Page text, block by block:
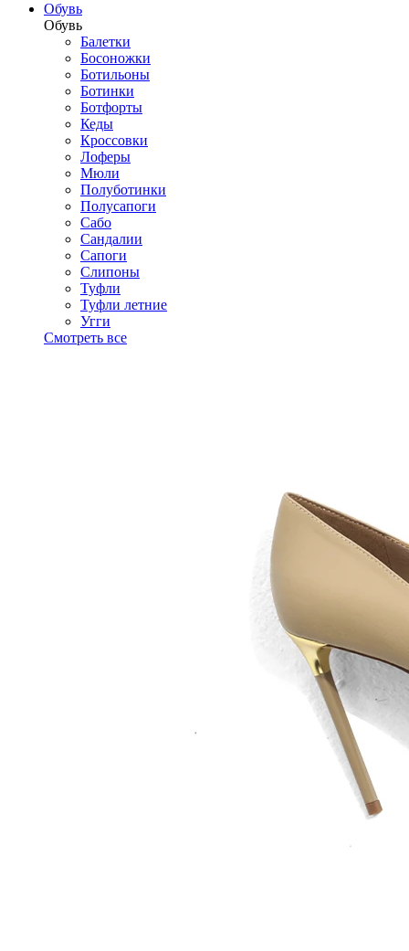
Обувь
Обувь
Балетки
Босоножки
Ботильоны
Ботинки
Ботфорты
Кеды
Кроссовки
Лоферы
Мюли
Полуботинки
Полусапоги
Сабо
Сандалии
Сапоги
Слипоны
Туфли
Туфли летние
Угги
Смотреть все